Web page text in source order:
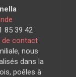
85 39 42
de contact
nous
dans la
poêles à